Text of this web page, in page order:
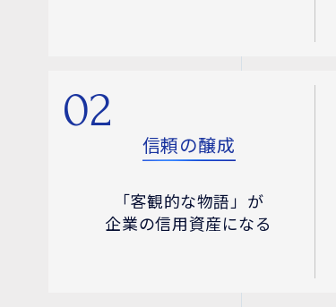
02
信頼の醸成
「客観的な物語」が
企業の信用資産になる